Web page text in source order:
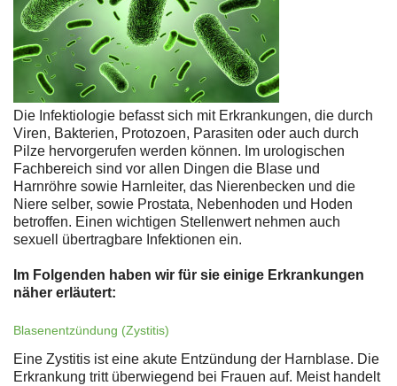
Die Infektiologie befasst sich mit Erkrankungen, die durch
Viren, Bakterien, Protozoen, Parasiten oder auch durch
Pilze hervorgerufen werden können. Im urologischen
Fachbereich sind vor allen Dingen die Blase und
Harnröhre sowie Harnleiter, das Nierenbecken und die
Niere selber, sowie Prostata, Nebenhoden und Hoden
betroffen. Einen wichtigen Stellenwert nehmen auch
sexuell übertragbare Infektionen ein.
Im Folgenden haben wir für sie einige Erkrankungen
näher erläutert:
Blasenentzündung (Zystitis)
Eine Zystitis ist eine akute Entzündung der Harnblase. Die
Erkrankung tritt überwiegend bei Frauen auf. Meist handelt